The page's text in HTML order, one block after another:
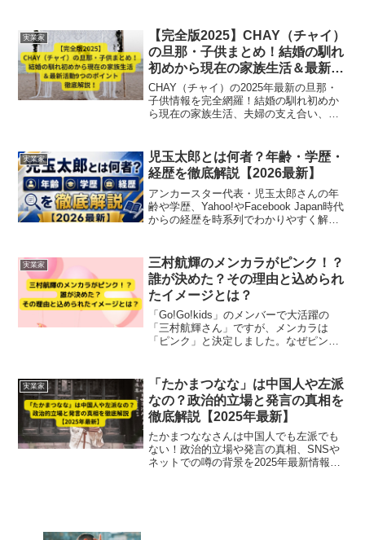
の積み重ねが、人間関係を円滑にしてく
れます。考えるよりは、まずは読んで、
すぐに実践です。
実業家
【完全版2025】CHAY（チャイ）
の旦那・子供まとめ！結婚の馴れ
初めから現在の家族生活＆最新活
動9つのポイント徹底解説！
CHAY（チャイ）の2025年最新の旦那・
子供情報を完全網羅！結婚の馴れ初めか
ら現在の家族生活、夫婦の支え合い、そ
迫るファン必見のまとめ記事です。
実業家
児玉太郎とは何者？年齢・学歴・
経歴を徹底解説【2026最新】
アンカースター代表・児玉太郎さんの年
齢や学歴、Yahoo!やFacebook Japan時代
からの経歴を時系列でわかりやすく解説
実業家
三村航輝のメンカラがピンク！？
誰が決めた？その理由と込められ
たイメージとは？
「Go!Go!kids」のメンバーで大活躍の
「三村航輝さん」ですが、メンカラは
「ピンク」と決定しました。なぜピンク
村航輝さんのメンカラがピンクを決めた
人物、その理由、そしてピンクに込めら
れたイメージを解説していきます。
実業家
「たかまつなな」は中国人や左派
なの？政治的立場と発言の真相を
徹底解説【2025年最新】
たかまつななさんは中国人でも左派でも
ない！政治的立場や発言の真相、SNSや
ネットでの噂の背景を2025年最新情報で